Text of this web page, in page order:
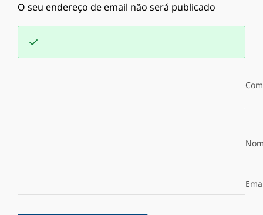
O seu endereço de email não será publicado